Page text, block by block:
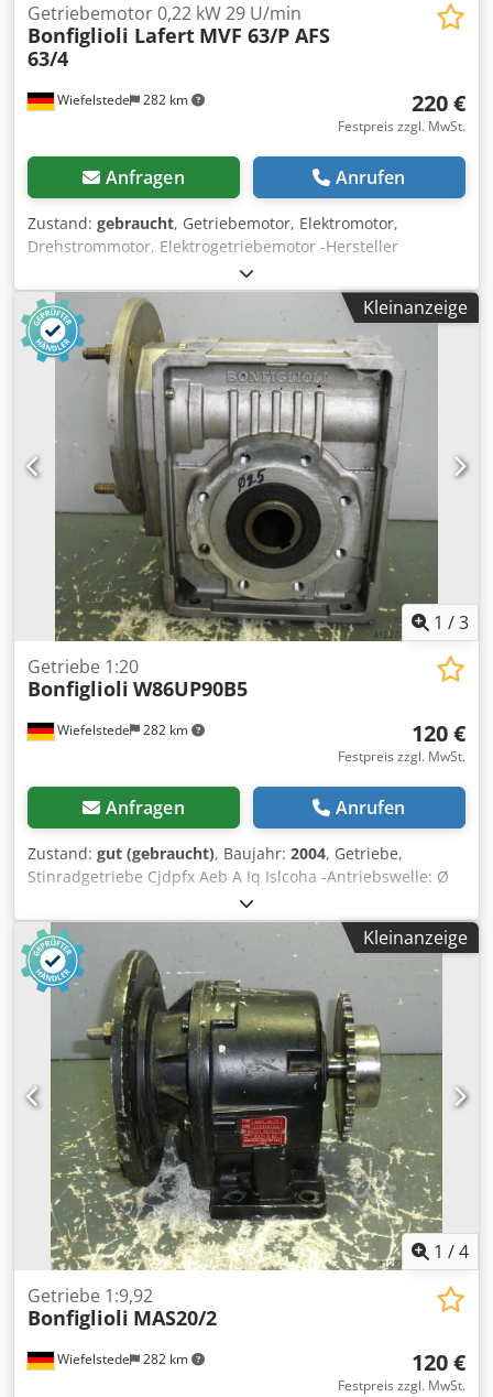
Wiefelstede 282 km
Getriebemotor 0,22 kW 29 U/min
Bonfiglioli Lafert MVF 63/P AFS
63/4
220 €
Festpreis zzgl. MwSt.
Anfragen Anrufen
Zustand: gebraucht, Getriebemotor, Elektromotor,
Drehstrommotor, Elektrogetriebemotor -Hersteller
Getriebe: Bonfiglioli Typ MVF 63/P -Drehzahlen: ca. 29
U/min i= 45 -Hersteller Motor: Lafert Typ AFS 63/4 -
Leistung: 0,22 kW / 1307U/min Chedpfxsrkp Nfe Alcsa -
Bauform: B14 Winkel -Welle: Ø 25 x 80 mm -Schutzart: IP
54 -Abmessungen: 390/265/H195 mm -Gewicht: 13 kg
Kleinanzeige
1 /3
Wiefelstede 282 km
Getriebe 1:20
Bonfiglioli W86UP90B5
120 €
Festpreis zzgl. MwSt.
Anfragen Anrufen
Zustand: gut (gebraucht), Baujahr: 2004, Getriebe,
Stinradgetriebe Cjdpfx Aeb A Iq Islcoha -Antriebswelle: Ø
25 mm Hohlwelle -Hohlwelle: Ø 24 mm -Abmessungen:
220/190/H185 mm -Gewicht: 14 kg -Übersetzung: 1:20
Kleinanzeige
1 /4
Wiefelstede 282 km
Getriebe 1:9,92
Bonfiglioli MAS20/2
120 €
Festpreis zzgl. MwSt.